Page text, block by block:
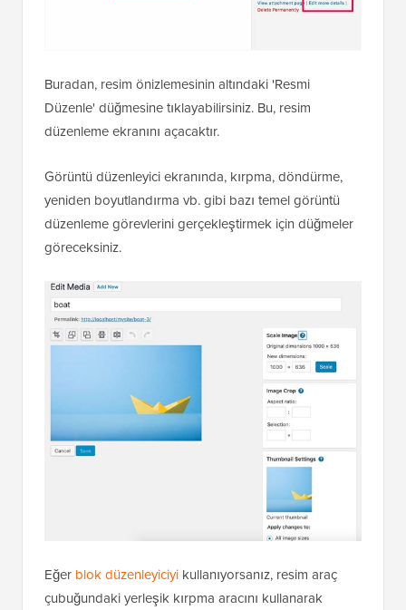
Buradan, resim önizlemesinin altındaki 'Resmi
Düzenle' düğmesine tıklayabilirsiniz. Bu, resim
düzenleme ekranını açacaktır.
Görüntü düzenleyici ekranında, kırpma, döndürme,
yeniden boyutlandırma vb. gibi bazı temel görüntü
düzenleme görevlerini gerçekleştirmek için düğmeler
göreceksiniz.
Eğer blok düzenleyiciyi kullanıyorsanız, resim araç
çubuğundaki yerleşik kırpma aracını kullanarak